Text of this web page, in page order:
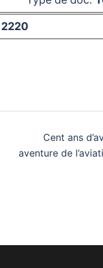
2220
Cent ans
aventure de